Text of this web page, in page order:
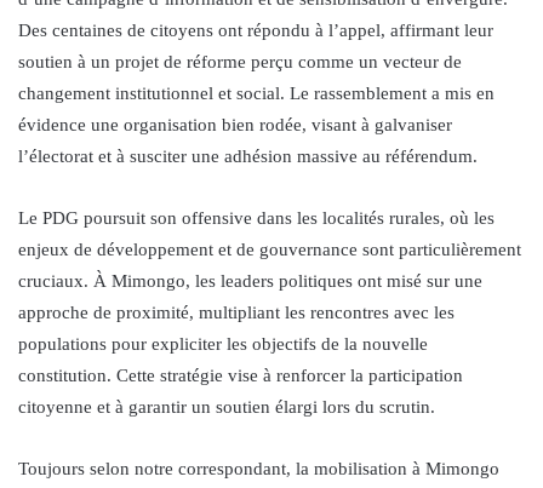
Des centaines de citoyens ont répondu à l’appel, affirmant leur
soutien à un projet de réforme perçu comme un vecteur de
changement institutionnel et social. Le rassemblement a mis en
évidence une organisation bien rodée, visant à galvaniser
l’électorat et à susciter une adhésion massive au référendum.
Le PDG poursuit son offensive dans les localités rurales, où les
enjeux de développement et de gouvernance sont particulièrement
cruciaux. À Mimongo, les leaders politiques ont misé sur une
approche de proximité, multipliant les rencontres avec les
populations pour expliciter les objectifs de la nouvelle
constitution. Cette stratégie vise à renforcer la participation
citoyenne et à garantir un soutien élargi lors du scrutin.
Toujours selon notre correspondant, la mobilisation à Mimongo